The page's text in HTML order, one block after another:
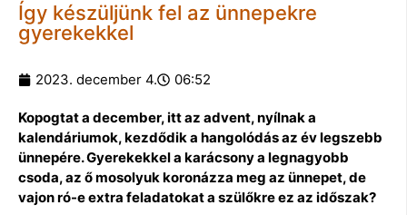
Így készüljünk fel az ünnepekre
gyerekekkel
2023. december 4. 06:52
Kopogtat a december, itt az advent, nyílnak a
kalendáriumok, kezdődik a hangolódás az év legszebb
ünnepére. Gyerekekkel a karácsony a legnagyobb
csoda, az ő mosolyuk koronázza meg az ünnepet,de
vajon ró-e extra feladatokat a szülőkre ez az időszak?